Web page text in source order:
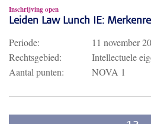
Inschrijving open
Leiden Law Lunch IE:
Periode:
11 november
Rechtsgebied:
Intellectuele
Aantal punten:
NOVA 1